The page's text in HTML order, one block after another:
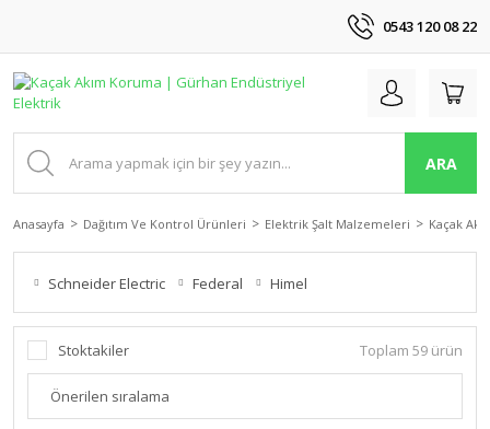
0543 120 08 22
ARA
Anasayfa Dağıtım Ve Kontrol Ürünleri Elektrik Şalt Malzemeleri Kaçak
Schneider Electric Federal Himel
Stoktakiler Toplam 59 ürün